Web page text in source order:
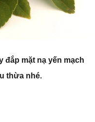
đắp mặt nạ yến mạch
thừa nhé.